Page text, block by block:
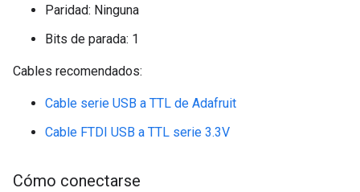
Paridad: Ninguna
Bits de parada: 1
Cables recomendados:
Cable serie USB a TTL de Adafruit
Cable FTDI USB a TTL serie 3.3V
Cómo conectarse